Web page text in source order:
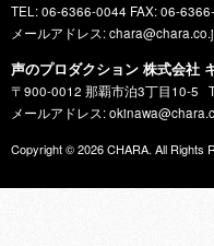
TEL: 06-6366-0044 FAX: 06-
メールアドレス:
声のプロダクション 株式会社
〒900-0012 那覇市泊3丁目10-5
メールアドレス:
Copyright © 2026CHARA. All Rights